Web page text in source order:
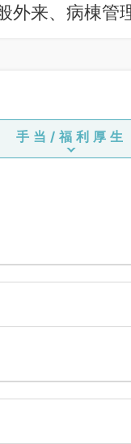
外来、病棟管
手当/福利厚生